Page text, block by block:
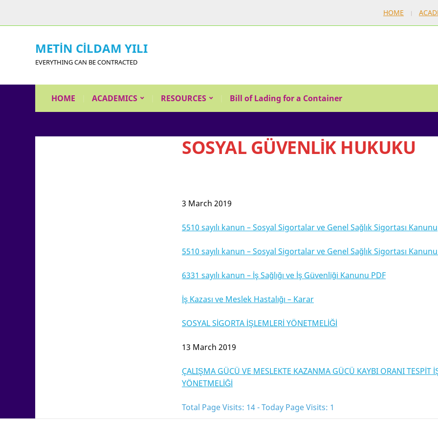
HOME
METİN CİLDAM YILI
EVERYTHING CAN BE CONTRACTED
HOME ACADEMICS RESOURCES Bill of Lading for a Container
SOSYAL GÜVENLİK HUKUKU
3 March 2019
5510 sayılı kanun – Sosyal Sigortalar ve Genel Sağlık Sigortası Kanunu
5510 sayılı kanun – Sosyal Sigortalar ve Genel Sağlık Sigortası
6331 sayılı kanun – İş Sağlığı ve İş Güvenliği Kanunu PDF
İş Kazası ve Meslek Hastalığı – Karar
SOSYAL SİGORTA İŞLEMLERİ YÖNETMELİĞİ
13 March 2019
ÇALIŞMA GÜCÜ VE MESLEKTE KAZANMA GÜCÜ KAYBI ORANI TESPİT
YÖNETMELİĞİ
Total Page Visits: 14 - Today Page Visits: 1